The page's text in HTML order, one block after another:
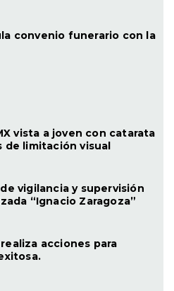
convenio funerario con la
vista a joven con catarata
de limitación visual
vigilancia y supervisión
“Ignacio Zaragoza”
acciones para